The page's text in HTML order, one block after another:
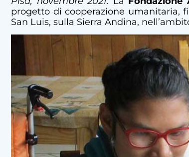
progetto di cooperazione umanitaria,
San Luis, sulla Sierra Andina,